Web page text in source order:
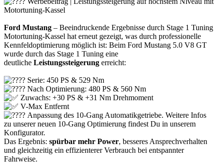
Motortuning-Kassel
Ford Mustang – Beeindruckende Ergebnisse durch Stage 1 Tuning
Motortuning-Kassel hat erneut gezeigt, was durch professionelle
Kennfeldoptimierung möglich ist: Beim Ford Mustang 5.0 V8 GT
wurde durch das Stage 1 Tuning eine
deutliche Leistungssteigerung erreicht:
Serie: 450 PS & 529 Nm
Nach Optimierung: 480 PS & 560 Nm
Zuwachs: +30 PS & +31 Nm Drehmoment
V-Max Entfernt
Anpassung des 10-Gang Automatikgetriebe. Weitere Infos
zu unserer neuen 10-Gang Optimierung findest Du in unserem
Konfigurator.
Das Ergebnis: spürbar mehr Power, besseres Ansprechverhalten
und gleichzeitig ein effizienterer Verbrauch bei entspannter
Fahrweise.